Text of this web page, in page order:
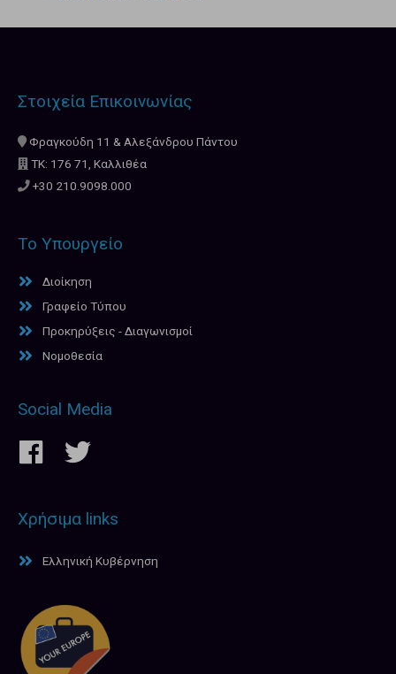
Στοιχεία Επικοινωνίας
Φραγκούδη 11 & Αλεξάνδρου Πάντου
ΤΚ: 176 71, Καλλιθέα
+30 210.9098.000
Το Υπουργείο
Διοίκηση
Γραφείο Τύπου
Προκηρύξεις - Διαγωνισμοί
Νομοθεσία
Social Media
Χρήσιμα links
Ελληνική Κυβέρνηση